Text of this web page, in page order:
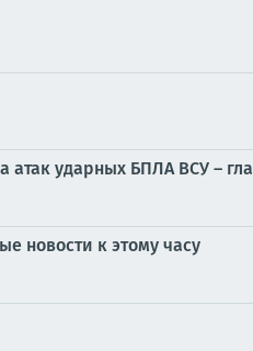
атак ударных БПЛА ВСУ –
новости к этому часу